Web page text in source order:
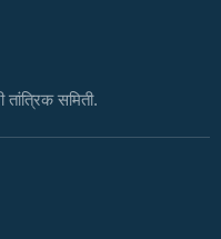
तांत्रिक समिती.